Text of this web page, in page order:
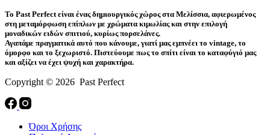
Το Past Perfect είναι ένας δημιουργικός χώρος στα Μελίσσια, αφιερωμένος
στη μεταμόρφωση επίπλων με χρώματα κιμωλίας και στην επιλογή
μοναδικών ειδών σπιτιού, κυρίως πορσελάνες.
Αγαπάμε πραγματικά αυτό που κάνουμε, γιατί μας εμπνέει το vintage, το
όμορφο και το ξεχωριστό. Πιστεύουμε πως το σπίτι είναι το καταφύγιό μας
και αξίζει να έχει ψυχή και χαρακτήρα.
Copyright © 2026 Past Perfect
Όροι Χρήσης